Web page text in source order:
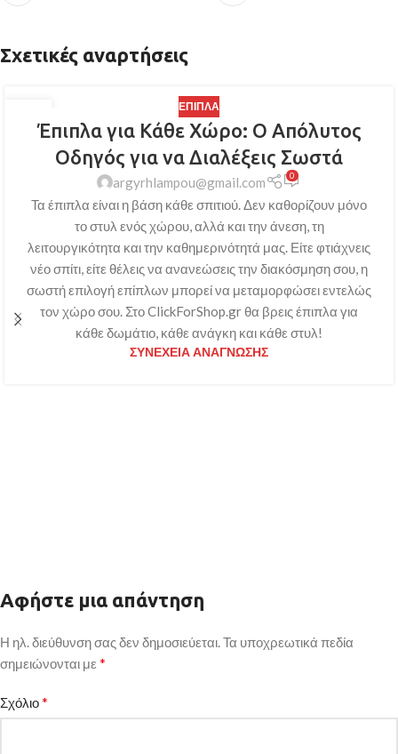
Σχετικές αναρτήσεις
ΙΑΝ
ΈΠΙΠΛΑ
Έπιπλα για Κάθε Χώρο: Ο Απόλυτος
Οδηγός για να Διαλέξεις Σωστά
argyrhlampou@gmail.com 0
Τα έπιπλα είναι η βάση κάθε σπιτιού. Δεν καθορίζουν μόνο
το στυλ ενός χώρου, αλλά και την άνεση, τη
λειτουργικότητα και την καθημερινότητά μας. Είτε φτιάχνεις
νέο σπίτι, είτε θέλεις να ανανεώσεις την διακόσμηση σου, η
σωστή επιλογή επίπλων μπορεί να μεταμορφώσει εντελώς
τον χώρο σου. Στο ClickForShop.gr θα βρεις έπιπλα για
κάθε δωμάτιο, κάθε ανάγκη και κάθε στυλ!
ΣΥΝΈΧΕΙΑ ΑΝΆΓΝΩΣΗΣ
Αφήστε μια απάντηση
Η ηλ. διεύθυνση σας δεν δημοσιεύεται.Τα υποχρεωτικά πεδία
σημειώνονται με *
Σχόλιο*